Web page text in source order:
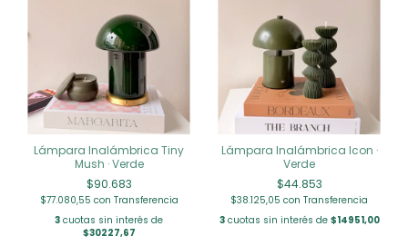
Lámpara Inalámbrica Tiny
Mush · Verde
$90.683
$77.080,55 con Transferencia
3 cuotas sin interés de
$30227,67
Lámpara Inalámbrica Icon ·
Verde
$44.853
$38.125,05 con Transferencia
3cuotas sin interés de $14951,00